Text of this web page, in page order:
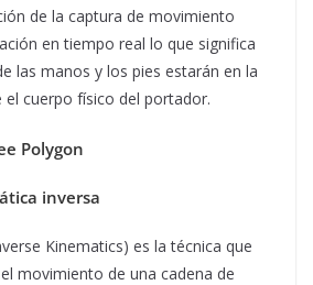
de la captura de movimiento
en tiempo real lo que significa
las manos y los pies estarán en la
cuerpo físico del portador.
Polygon
inversa
Kinematics) es la técnica que
movimiento de una cadena de